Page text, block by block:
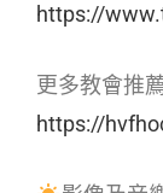
https://
更多教會推
https://